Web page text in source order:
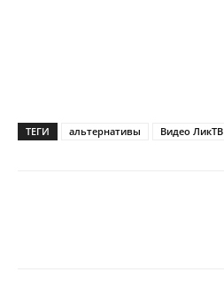
ТЕГИ альтернативы Видео ЛикТВ